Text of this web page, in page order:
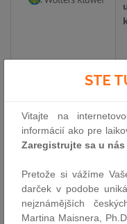
Zdroj: Wolters Kluwer SR s. r. o.
ktoré sú:
vhodné pre
korporácie.
Integráciou týchto
STE
Vitajte na
informácií ako pre
Zaregistrujte sa u
Pretože si vážíme
darček v podobe
nejznámějších
Martina Maisnera,